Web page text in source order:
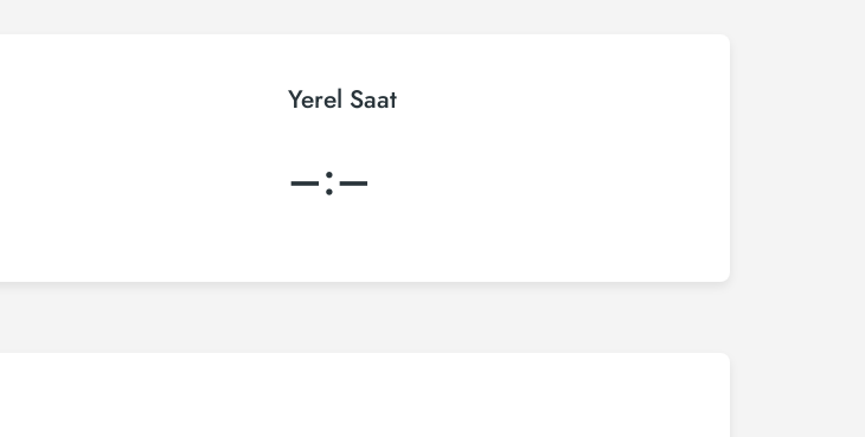
Yerel Saat
–:–